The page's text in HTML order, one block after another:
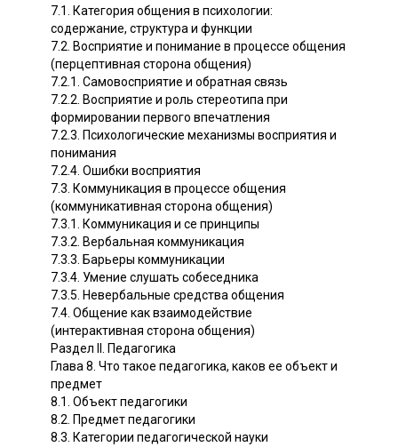
7.1. Категория общения в психологии:
содержание, структура и функции
7.2. Восприятие и понимание в процессе общения
(перцептивная сторона общения)
7.2.1. Самовосприятие и обратная связь
7.2.2. Восприятие и роль стереотипа при
формировании первого впечатления
7.2.3. Психологические механизмы восприятия и
понимания
7.2.4. Ошибки восприятия
7.3. Коммуникация в процессе общения
(коммуникативная сторона общения)
7.3.1. Коммуникация и се принципы
7.3.2. Вербальная коммуникация
7.3.3. Барьеры коммуникации
7.3.4. Умение слушать собеседника
7.3.5. Невербальные средства общения
7.4. Общение как взаимодействие
(интерактивная сторона общения)
Раздел II. Педагогика
Глава 8. Что такое педагогика, каков ее объект и
предмет
8.1. Объект педагогики
8.2. Предмет педагогики
8.3. Категории педагогической науки